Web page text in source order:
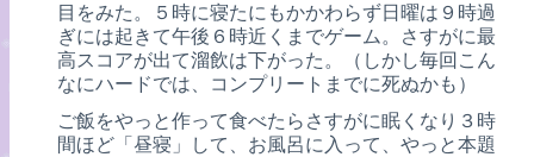
目をみた。５時に寝たにもかかわらず日曜は９時過
ぎには起きて午後６時近くまでゲーム。さすがに最
高スコアが出て溜飲は下がった。（しかし毎回こん
なにハードでは、コンプリートまでに死ぬかも）
ご飯をやっと作って食べたらさすがに眠くなり３時
間ほど「昼寝」して、お風呂に入って、やっと本題